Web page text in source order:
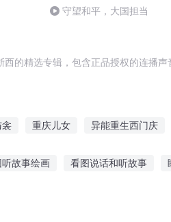
守望和平，大国担当
的精选专辑，包含正品授权的连播
衾 重庆儿女 异能重生西门庆
故事绘画 看图说话和听故事